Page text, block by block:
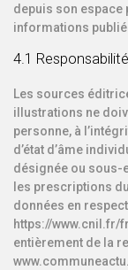
depuis son
informations
4.1
Les sources
illustrations ne
personne, à
d’état d’âme
désignée ou sous-
les prescriptions
données en respect
https://
entièrement de la